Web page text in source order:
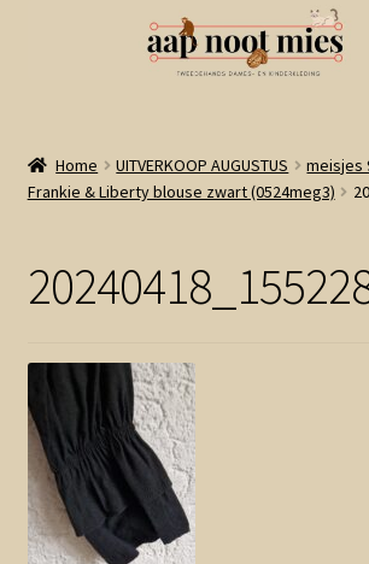
naar
navigatie
de
inhoud
Welkom
Winkel
Winkelmand
Linkjes
Contact en nieuwsbrief
Home UITVERKOOP AUGUSTUS meisjes
Frankie & Liberty blouse zwart (0524meg3)